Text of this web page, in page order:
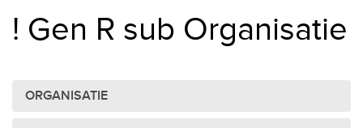
! Gen R sub Organisatie
ORGANISATIE